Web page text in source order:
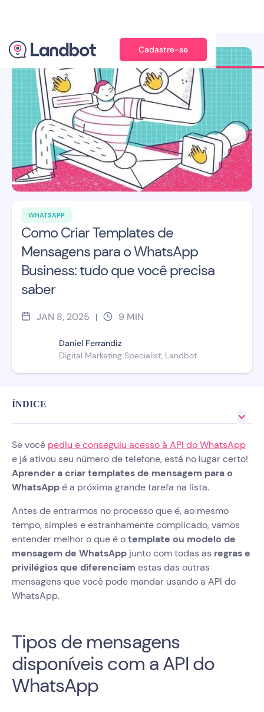
Cadastre-se
WHATSAPP
Como Criar Templates de
Mensagens para o WhatsApp
Business: tudo que você precisa
saber
JAN 8, 2025 | 9 MIN
Daniel Ferrandiz
Digital Marketing Specialist, Landbot
Ilustração: Jana Pérez
ÍNDICE
Se você pediu e conseguiu acesso à API do WhatsApp
e já ativou seu número de telefone, está no lugar certo!
Aprender a criar templates de mensagem para o
WhatsAppé a próxima grande tarefa na lista.
Antes de entrarmos no processo que é, ao mesmo
tempo, simples e estranhamente complicado, vamos
entender melhor o que é otemplate ou modelo de
mensagem de WhatsApp junto com todas as regras e
privilégios que diferenciam estas das outras
mensagens que você pode mandar usando a API do
WhatsApp.
Tipos de mensagens
disponíveis com a API do
WhatsApp